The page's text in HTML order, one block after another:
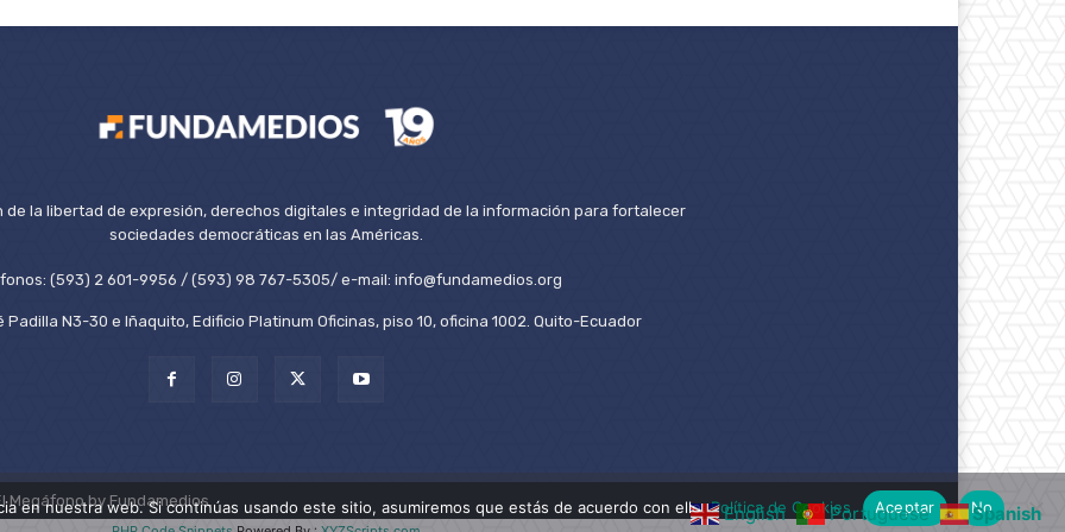
de la libertad de expresión, derechos digitales e integridad de la información para fortalecer
sociedades democráticas en las Américas.
(593) 2 601-9956 / (593) 98 767-5305/ e-mail: info@fundamedios.org
Padilla N3-30 e Iñaquito, Edificio Platinum Oficinas, piso 10, oficina 1002. Quito-Ecuador
Megáfono by Fundamedios.
English Portuguese Spanish
en nuestra web. Si continúas usando este sitio, asumiremos que estás de acuerdo con ello.Política de Cookies Aceptar No